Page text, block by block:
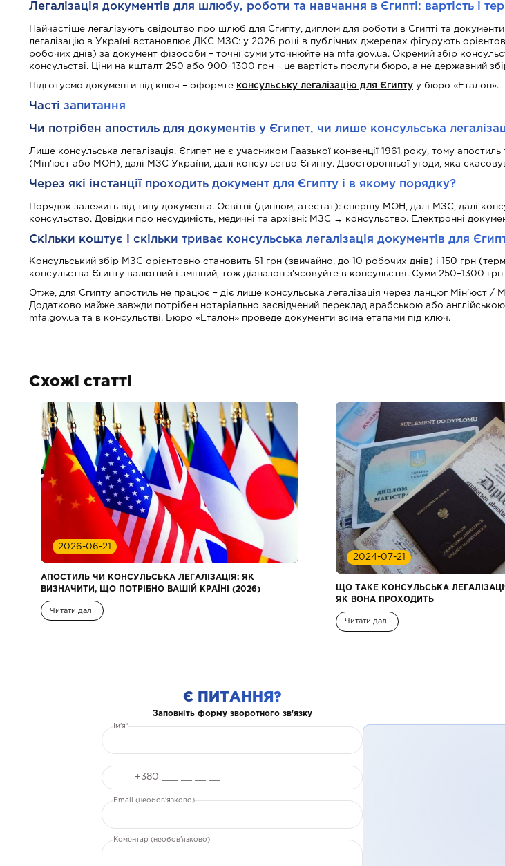
Легалізація документів для шлюбу, роботи та навчання в Єгипті: вартість і
Найчастіше легалізують свідоцтво про шлюб для Єгипту, диплом для роботи в Єгипті та
легалізацію в Україні встановлює ДКС МЗС: у 2026 році в публічних джерелах фігурують
робочих днів) за документ фізособи – точні суми уточнюйте на mfa.gov.ua. Окремий збір
консульстві. Ціни на кшталт 250 або 900–1300 грн – це вартість послуги бюро, а не державний
Підготуємо документи під ключ – оформте консульську легалізацію для Єгипту у бюро «Еталон».
Часті запитання
Чи потрібен апостиль для документів у Єгипет, чи лише консульська
Лише консульська легалізація. Єгипет не є учасником Гаазької конвенції 1961 року, тому
(Мін'юст або МОН), далі МЗС України, далі консульство Єгипту. Двосторонньої угоди, яка
Через які інстанції проходить документ для Єгипту і в якому порядку?
Порядок залежить від типу документа. Освітні (диплом, атестат): спершу МОН, далі МЗС, далі
консульство. Довідки про несудимість, медичні та архівні: МЗС → консульство. Електронні
Скільки коштує і скільки триває консульська легалізація документів для
Консульський збір МЗС орієнтовно становить 51 грн (звичайно, до 10 робочих днів) і 150 грн
консульства Єгипту валютний і змінний, тож діапазон з'ясовуйте в консульстві. Суми 250–1300
Отже, для Єгипту апостиль не працює – діє лише консульська легалізація через ланцюг
Додатково майже завжди потрібен нотаріально засвідчений переклад арабською або
mfa.gov.ua та в консульстві. Бюро «Еталон» проведе документи всіма етапами під ключ.
Схожі статті
2026-06-21
АПОСТИЛЬ ЧИ КОНСУЛЬСЬКА ЛЕГАЛІЗАЦІЯ: ЯК
ВИЗНАЧИТИ, ЩО ПОТРІБНО ВАШІЙ КРАЇНІ (2026)
Читати далі
2024-07-21
ЩО ТАКЕ КОНСУЛЬСЬКА
ЯК ВОНА ПРОХОДИТЬ
Читати далі
Є ПИТАННЯ?
Заповніть форму зворотного зв'язку
Ім'я*
Телефон
Email (необов'язково)
Коментар (необов'язково)